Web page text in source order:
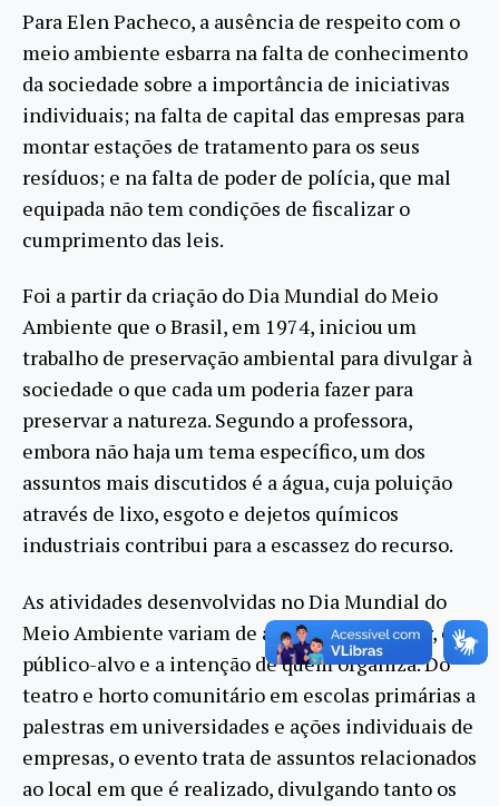
Para Elen Pacheco, a ausência de respeito com o
meio ambiente esbarra na falta de conhecimento
da sociedade sobre a importância de iniciativas
individuais; na falta de capital das empresas para
montar estações de tratamento para os seus
resíduos; e na falta de poder de polícia, que mal
equipada não tem condições de fiscalizar o
cumprimento das leis.
Foi a partir da criação do Dia Mundial do Meio
Ambiente que o Brasil, em 1974, iniciou um
trabalho de preservação ambiental para divulgar à
sociedade o que cada um poderia fazer para
preservar a natureza. Segundo a professora,
embora não haja um tema específico, um dos
assuntos mais discutidos é a água, cuja poluição
através de lixo, esgoto e dejetos químicos
industriais contribui para a escassez do recurso.
As atividades desenvolvidas no Dia Mundial do
Meio Ambiente variam de acordo com o lugar, o
público-alvo e a intenção de quem organiza. Do
teatro e horto comunitário em escolas primárias a
palestras em universidades e ações individuais de
empresas, o evento trata de assuntos relacionados
ao local em que é realizado, divulgando tanto os